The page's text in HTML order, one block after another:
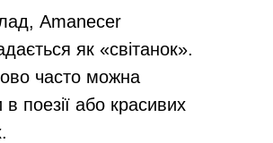
Amanecer
як «світанок».
часто можна
в поезії або красивих